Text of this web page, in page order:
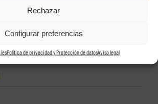
Rechazar
Configurar preferencias
Política de privacidad y Protección de datosAviso legal